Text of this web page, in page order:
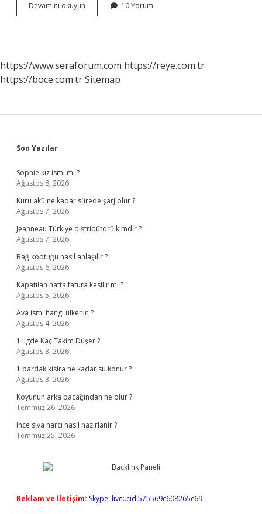
Devamını okuyun
Çorbası
10 Yorum
https://www.seraforum.com https://reye.com.tr
https://boce.com.trSitemap
Sidebar
Son Yazılar
Sophie kız ismi mi ?
Ağustos 8, 2026
Kuru akü ne kadar sürede şarj olur ?
Ağustos 7, 2026
Jeanneau Türkiye distribütörü kimdir ?
Ağustos 7, 2026
Bağ koptuğu nasıl anlaşılır ?
Ağustos 6, 2026
Kapatılan hatta fatura kesilir mi ?
Ağustos 5, 2026
Ava ismi hangi ülkenin ?
Ağustos 4, 2026
1 ligde Kaç Takim Düşer ?
Ağustos 3, 2026
1 bardak kisira ne kadar su konur ?
Ağustos 3, 2026
Koyunun arka bacağından ne olur ?
Temmuz 26, 2026
Ince sıva harcı nasıl hazirlanir ?
Temmuz 25, 2026
Reklam ve İletişim: Skype: live:.cid.575569c608265c69